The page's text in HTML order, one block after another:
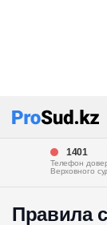
1401
Телефон
Верховного
Правила